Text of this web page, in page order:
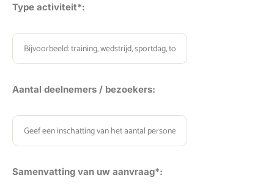
Type activiteit*:
Aantal deelnemers / bezoekers:
Samenvatting van uw aanvraag*: